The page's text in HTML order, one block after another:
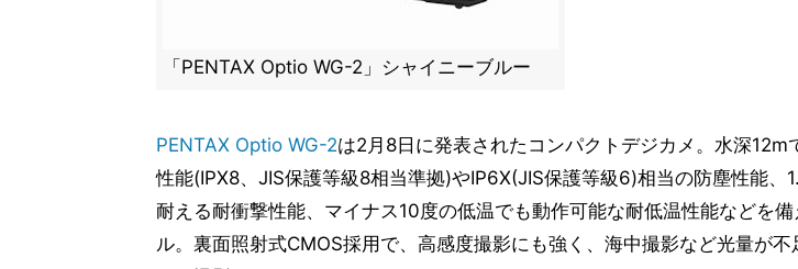
「PENTAX Optio WG-2」シャイニーブルー
PENTAX Optio WG-2は2月8日に発表されたコンパクトデジカメ。水深12m
性能(IPX8、JIS保護等級8相当準拠)やIP6X(JIS保護等級6)相当の防塵性能、
耐える耐衝撃性能、マイナス10度の低温でも動作可能な耐低温性能などを
ル。裏面照射式CMOS採用で、高感度撮影にも強く、海中撮影など光量が不